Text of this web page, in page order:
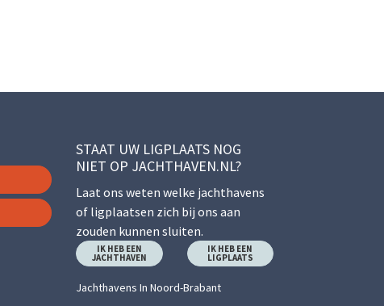
STAAT UW LIGPLAATS NOG
NIET OP JACHTHAVEN.NL?
Laat ons weten welke jachthavens
of ligplaatsen zich bij ons aan
zouden kunnen sluiten.
IK HEB EEN
JACHTHAVEN
IK HEB EEN
LIGPLAATS
Jachthavens In Noord-Brabant